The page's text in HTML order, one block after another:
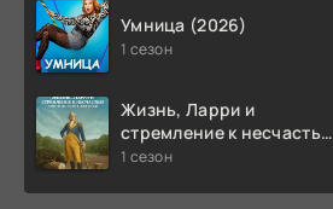
Умница (2026)
1 сезон
Жизнь, Ларри и
стремление к несчастью:
Почти история Америки
1 сезон